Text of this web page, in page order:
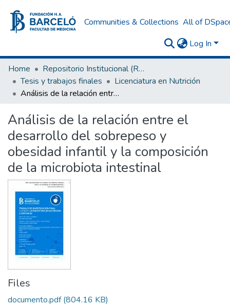
Communities & Collections All of
Log In
Home
Repositorio Institucional (RI) del Instituto Universitario de Ciencias de la Salud Fundación H. A. Barceló
Tesis y trabajos finales
Licenciatura en Nutrición
Análisis de la relación entre el desarrollo del sobrepeso y obesidad infantil y la composición de la microbiota intestinal
Análisis de la relación entre el
desarrollo del sobrepeso y
obesidad infantil y la composición
de la microbiota intestinal
Files
documento.pdf(804.16 KB)